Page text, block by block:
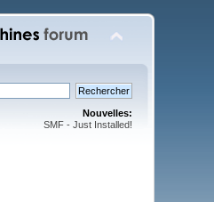
Nouvelles:
SMF - Just Installed!